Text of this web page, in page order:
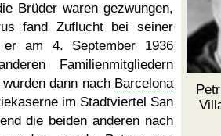
Brüder waren gezwungen,
fand Zuflucht bei seiner
am 4. September 1936
Familienmitgliedern
dann nach Barcelona
im Stadtviertel San
die beiden anderen nach